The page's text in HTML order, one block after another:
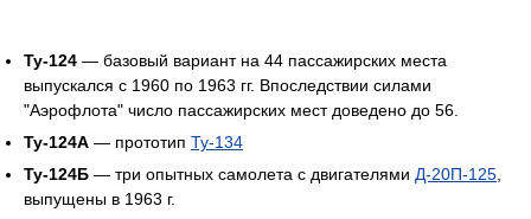
Ту-124 — базовый вариант на 44 пассажирских места
выпускался с 1960 по 1963 гг. Впоследствии силами
"Аэрофлота" число пассажирских мест доведено до 56.
Ту-124А — прототип Ту-134
Ту-124Б — три опытных самолета с двигателями Д-20П-125
выпущены в 1963 г.